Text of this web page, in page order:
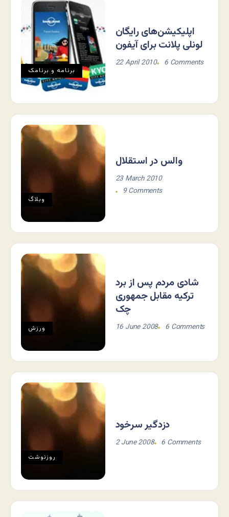
برنامه و برنامک
اپلیکیشن‌های رایگان
لونلی پلانت برای آیفون
22 April 2010 6 Comments
وبلاگ
والس در استقلال
23 March 2010
9 Comments
ورزش
شادی مردم پس از برد
ترکیه مقابل جمهوری
چک
16 June 2008 6 Comments
روزنوشت
دزدگیر سرخود
2 June 2008 6 Comments